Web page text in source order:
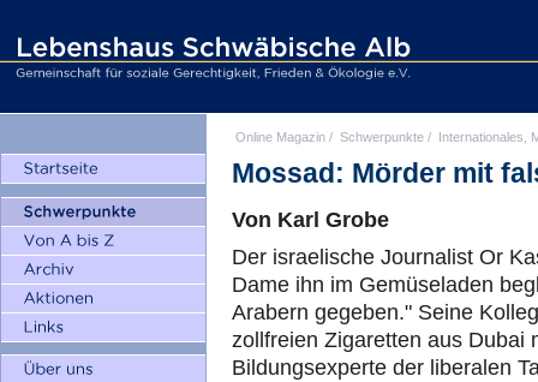
Online Magazin / Schwerpunkte / Internationales,
Mossad: Mörder mit
Von Karl Grobe
Der israelische Journalist Or
Dame ihn im Gemüseladen
Arabern gegeben." Seine
zollfreien Zigaretten aus Dubai
Bildungsexperte der liberalen